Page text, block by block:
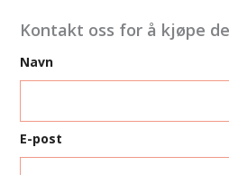
Kontakt oss for å kjøpe
Navn
E-post